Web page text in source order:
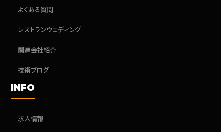
よくある質問
レストランウェディング
関連会社紹介
技術ブログ
INFO
求人情報